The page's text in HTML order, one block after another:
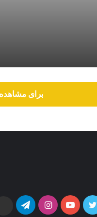
ایرانی در پارس جنوبی ،پترو
برای مشاهده
توییتر یوتیوباینستاگرامتلگرام